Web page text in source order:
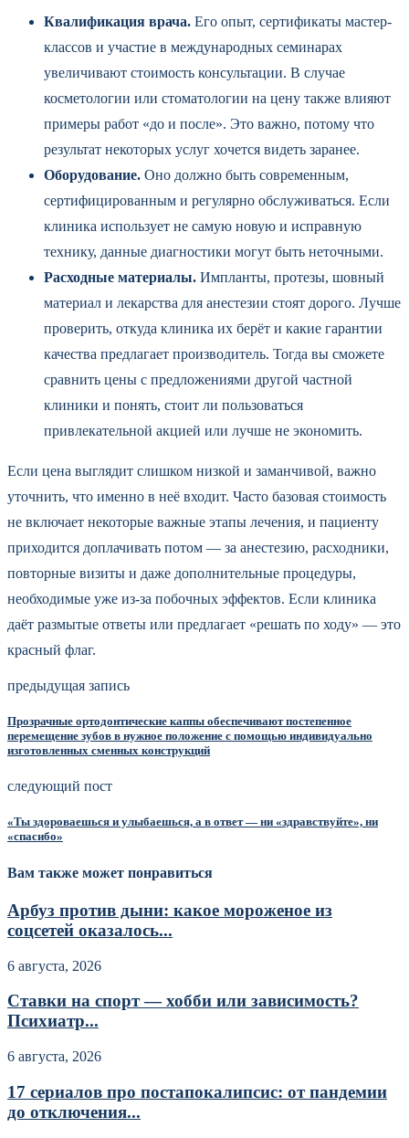
Квалификация врача. Его опыт, сертификаты мастер-
классов и участие в международных семинарах
увеличивают стоимость консультации. В случае
косметологии или стоматологии на цену также влияют
примеры работ «до и после». Это важно, потому что
результат некоторых услуг хочется видеть заранее.
Оборудование. Оно должно быть современным,
сертифицированным и регулярно обслуживаться. Если
клиника использует не самую новую и исправную
технику, данные диагностики могут быть неточными.
Расходные материалы. Импланты, протезы, шовный
материал и лекарства для анестезии стоят дорого. Лучше
проверить, откуда клиника их берёт и какие гарантии
качества предлагает производитель. Тогда вы сможете
сравнить цены с предложениями другой частной
клиники и понять, стоит ли пользоваться
привлекательной акцией или лучше не экономить.
Если цена выглядит слишком низкой и заманчивой, важно
уточнить, что именно в неё входит. Часто базовая стоимость
не включает некоторые важные этапы лечения, и пациенту
приходится доплачивать потом — за анестезию, расходники,
повторные визиты и даже дополнительные процедуры,
необходимые уже из-за побочных эффектов. Если клиника
даёт размытые ответы или предлагает «решать по ходу» — это
красный флаг.
предыдущая запись
Прозрачные ортодонтические каппы обеспечивают постепенное
перемещение зубов в нужное положение с помощью индивидуально
изготовленных сменных конструкций
следующий пост
«Ты здороваешься и улыбаешься, а в ответ — ни «здравствуйте», ни
«спасибо»
Вам также может понравиться
Арбуз против дыни: какое мороженое из
соцсетей оказалось...
6 августа, 2026
Ставки на спорт — хобби или зависимость?
Психиатр...
6 августа, 2026
17 сериалов про постапокалипсис: от пандемии
до отключения...